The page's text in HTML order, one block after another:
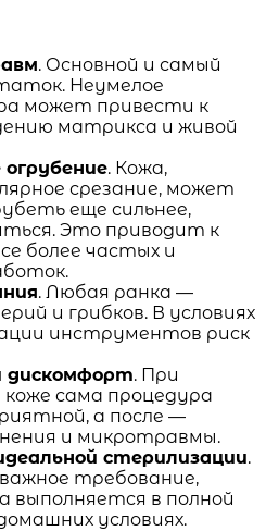
. Основной и самый
Неумелое
может привести к
матрикса и живой
. Кожа,
срезание, может
еще сильнее,
Это приводит к
более частых и
. Любая ранка —
и грибков. В условиях
инструментов риск
дискомфорт. При
сама процедура
а после —
и микротравмы.
стерилизации.
требование,
выполняется в полной
условиях.